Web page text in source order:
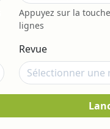
Appuyez sur la
lignes
Revue